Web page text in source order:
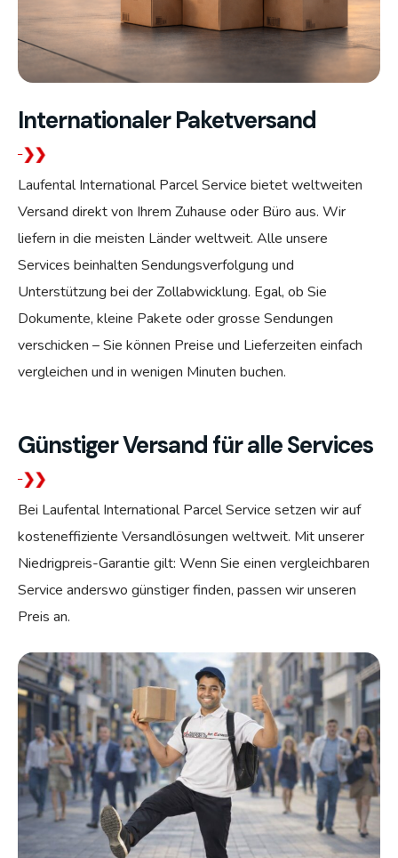
Internationaler Paketversand
Laufental International Parcel Service bietet weltweiten
Versand direkt von Ihrem Zuhause oder Büro aus. Wir
liefern in die meisten Länder weltweit. Alle unsere
Services beinhalten Sendungsverfolgung und
Unterstützung bei der Zollabwicklung. Egal, ob Sie
Dokumente, kleine Pakete oder grosse Sendungen
verschicken – Sie können Preise und Lieferzeiten einfach
vergleichen und in wenigen Minuten buchen.
Günstiger Versand für alle Services
Bei Laufental International Parcel Service setzen wir auf
kosteneffiziente Versandlösungen weltweit. Mit unserer
Niedrigpreis-Garantie gilt: Wenn Sie einen vergleichbaren
Service anderswo günstiger finden, passen wir unseren
Preis an.